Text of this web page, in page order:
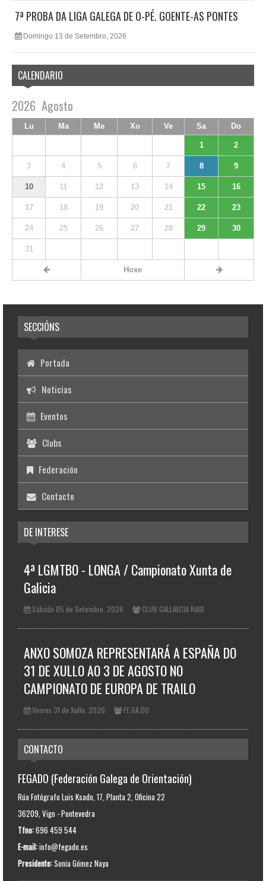
7ª PROBA DA LIGA GALEGA DE O-PÉ. GOENTE-AS PONTES
Domingo 13 de Setembro, 2026
CALENDARIO
2026 Agosto
Lu Ma Me Xo Ve Sa Do
1 2
3 4 5 6 7 8 9
10 11 12 13 14 15 16
17 18 19 20 21 22 23
24 25 26 27 28 29 30
31
Hoxe
SECCIÓNS
Portada
Noticias
Eventos
Clubs
Federación
Contacto
DE INTERESE
4ª LGMTBO - LONGA / Campionato Xunta de
Galicia
Sábado 05 de Setembro, 2026 CLUB GALLAECIA RAID
ANXO SOMOZA REPRESENTARÁ A ESPAÑA DO
31 DE XULLO AO 3 DE AGOSTO NO
CAMPIONATO DE EUROPA DE TRAILO
Venres 31 de Xullo, 2026 FE.GA.DO
CONTACTO
FEGADO (Federación Galega de Orientación)
Rúa Fotógrafo Luis Ksado, 17, Planta 2, Oficina 22
36209, Vigo - Pontevedra
Tfno:696 459 544
E-mail:info@fegado.es
Presidente:Sonia Gómez Naya